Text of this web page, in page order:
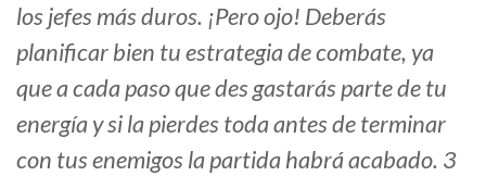
los jefes más duros. ¡Pero ojo! Deberás
planificar bien tu estrategia de combate, ya
que a cada paso que des gastarás parte de tu
energía y si la pierdes toda antes de terminar
con tus enemigos la partida habrá acabado. 3